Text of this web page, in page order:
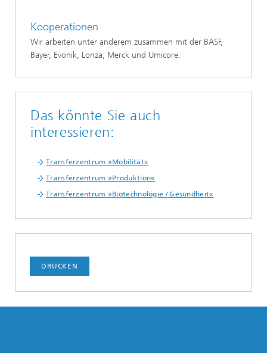
Kooperationen
Wir arbeiten unter anderem zusammen mit der BASF,
Bayer, Evonik, Lonza, Merck und Umicore.
Das könnte Sie auch
interessieren:
Transferzentrum »Mobilität«
Transferzentrum »Produktion«
Transferzentrum »Biotechnologie / Gesundheit«
DRUCKEN